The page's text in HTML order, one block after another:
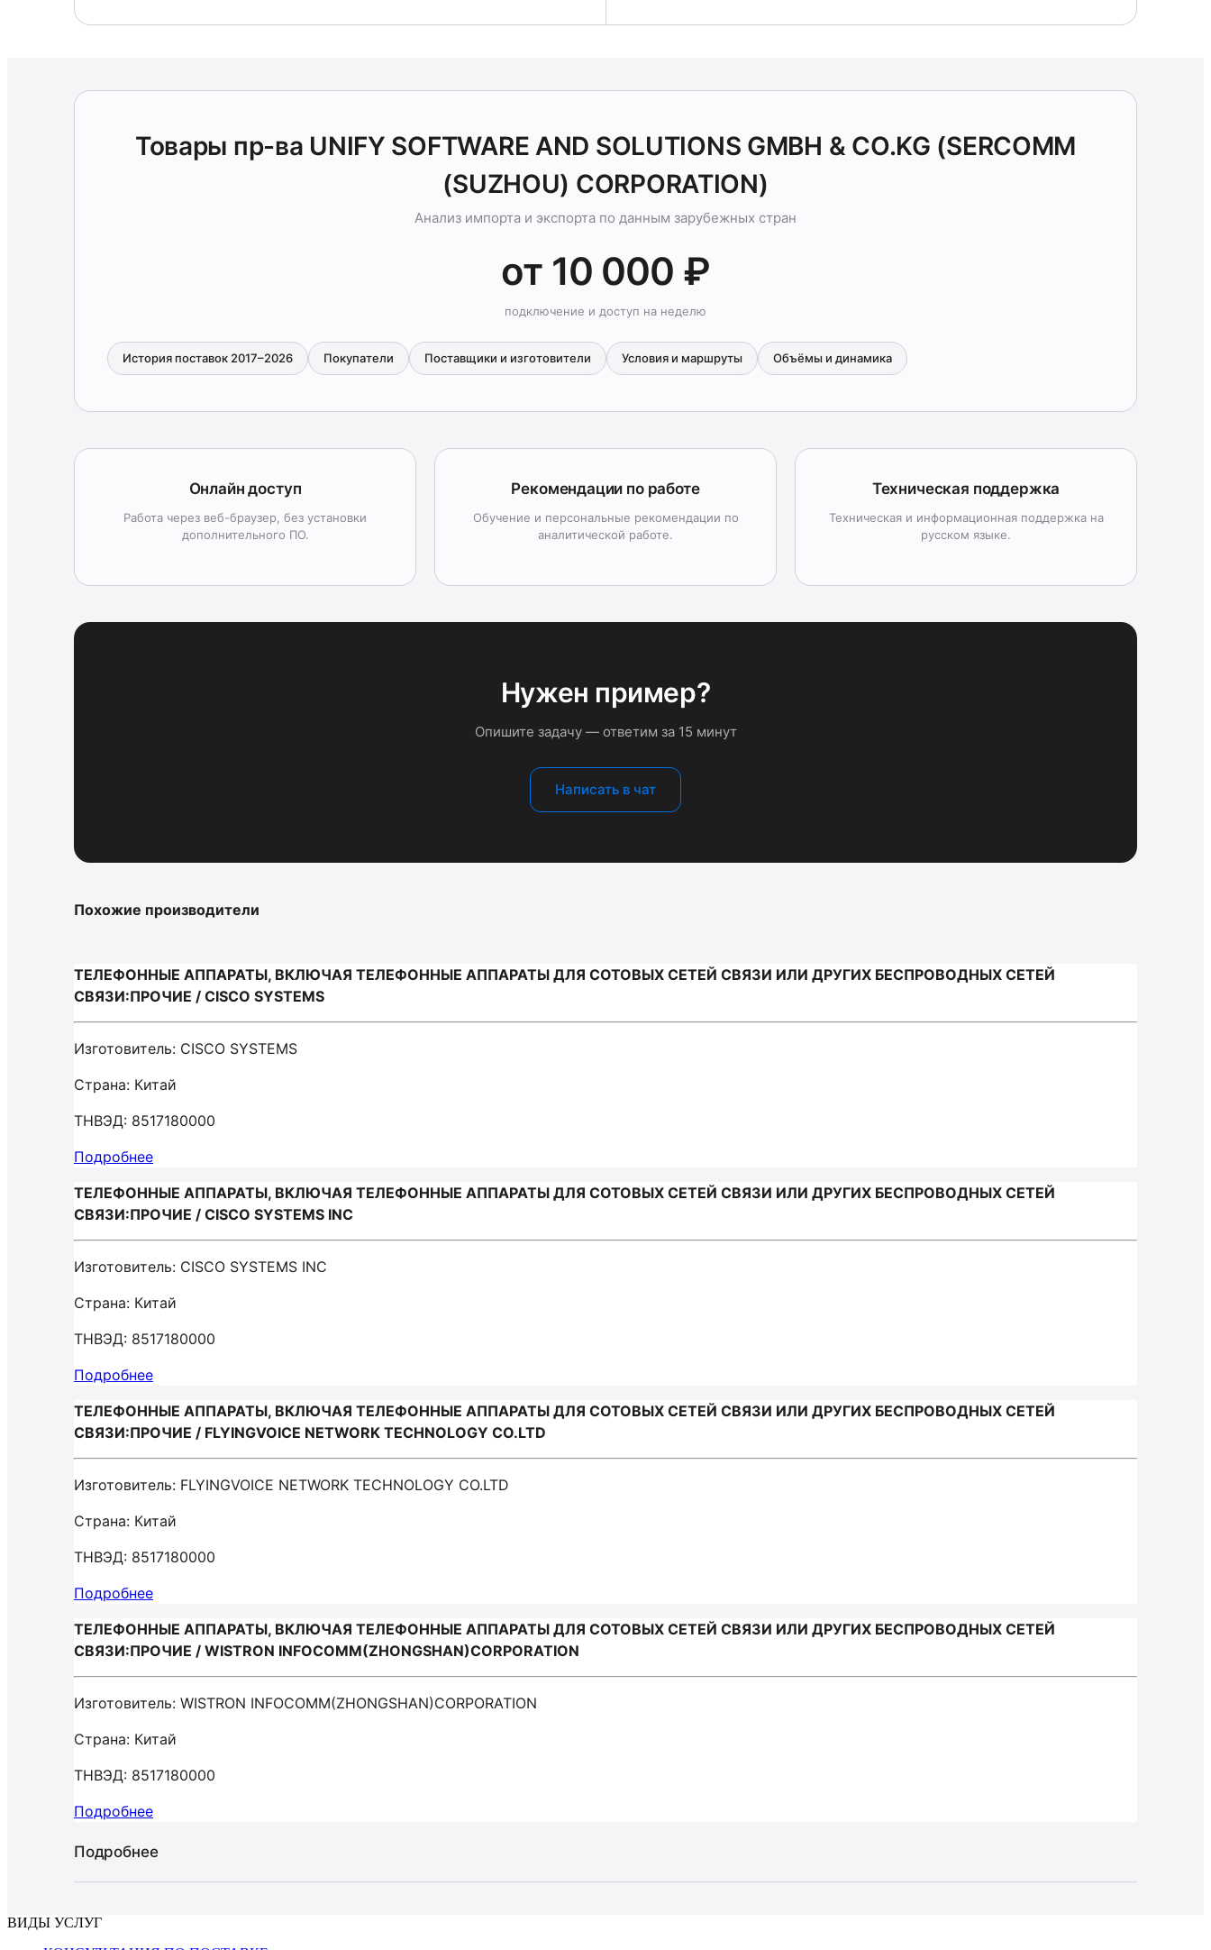
Товары пр-ва UNIFY SOFTWARE AND SOLUTIONS GMBH & CO.KG (SERCOMM
(SUZHOU) CORPORATION)
Анализ импорта и экспорта по данным зарубежных стран
от 10 000 ₽
подключение и доступ на неделю
История поставок 2017–2026 Покупатели Поставщики и изготовители Условия и маршруты Объёмы и динамика
Онлайн доступ
Работа через веб-браузер, без установки
дополнительного ПО.
Рекомендации по работе
Обучение и персональные рекомендации по
аналитической работе.
Техническая поддержка
Техническая и информационная поддержка на
русском языке.
Нужен пример?
Опишите задачу — ответим за 15 минут
Написать в чат
Похожие производители
ТЕЛЕФОННЫЕ АППАРАТЫ, ВКЛЮЧАЯ ТЕЛЕФОННЫЕ АППАРАТЫ ДЛЯ СОТОВЫХ СЕТЕЙ СВЯЗИ ИЛИ ДРУГИХ БЕСПРОВОДНЫХ СЕТЕЙ
СВЯЗИ:ПРОЧИЕ / CISCO SYSTEMS
Изготовитель: CISCO SYSTEMS
Страна: Китай
ТНВЭД: 8517180000
Подробнее
ТЕЛЕФОННЫЕ АППАРАТЫ, ВКЛЮЧАЯ ТЕЛЕФОННЫЕ АППАРАТЫ ДЛЯ СОТОВЫХ СЕТЕЙ СВЯЗИ ИЛИ ДРУГИХ БЕСПРОВОДНЫХ СЕТЕЙ
СВЯЗИ:ПРОЧИЕ / CISCO SYSTEMS INC
Изготовитель: CISCO SYSTEMS INC
Страна: Китай
ТНВЭД: 8517180000
Подробнее
ТЕЛЕФОННЫЕ АППАРАТЫ, ВКЛЮЧАЯ ТЕЛЕФОННЫЕ АППАРАТЫ ДЛЯ СОТОВЫХ СЕТЕЙ СВЯЗИ ИЛИ ДРУГИХ БЕСПРОВОДНЫХ СЕТЕЙ
СВЯЗИ:ПРОЧИЕ / FLYINGVOICE NETWORK TECHNOLOGY CO.LTD
Изготовитель: FLYINGVOICE NETWORK TECHNOLOGY CO.LTD
Страна: Китай
ТНВЭД: 8517180000
Подробнее
ТЕЛЕФОННЫЕ АППАРАТЫ, ВКЛЮЧАЯ ТЕЛЕФОННЫЕ АППАРАТЫ ДЛЯ СОТОВЫХ СЕТЕЙ СВЯЗИ ИЛИ ДРУГИХ БЕСПРОВОДНЫХ СЕТЕЙ
СВЯЗИ:ПРОЧИЕ / WISTRON INFOCOMM(ZHONGSHAN)CORPORATION
Изготовитель: WISTRON INFOCOMM(ZHONGSHAN)CORPORATION
Страна: Китай
ТНВЭД: 8517180000
Подробнее
Подробнее
ВИДЫ УСЛУГ